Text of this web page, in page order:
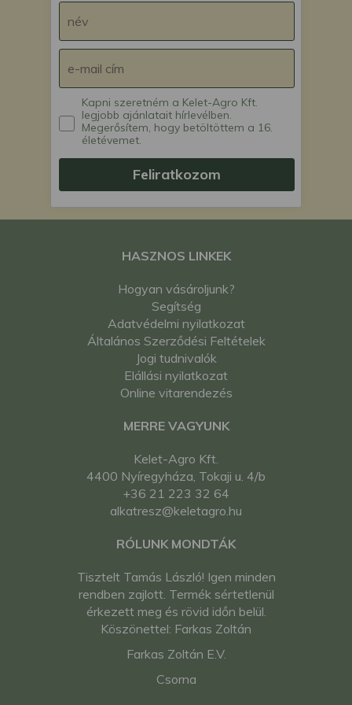
Kapni szeretném a Kelet-Agro Kft.
legjobb ajánlatait hírlevélben.
Megerősítem, hogy betöltöttem a 16.
életévemet.
Feliratkozom
HASZNOS LINKEK
Hogyan vásároljunk?
Segítség
Adatvédelmi nyilatkozat
Általános Szerződési Feltételek
Jogi tudnivalók
Elállási nyilatkozat
Online vitarendezés
MERRE VAGYUNK
Kelet-Agro Kft.
4400 Nyíregyháza, Tokaji u. 4/b
+36 21 223 32 64
alkatresz@keletagro.hu
RÓLUNK MONDTÁK
Tisztelt Tamás László! Igen minden
rendben zajlott. Termék sértetlenül
érkezett meg és rövid időn belül.
Köszönettel: Farkas Zoltán
Farkas Zoltán E.V.
Csorna